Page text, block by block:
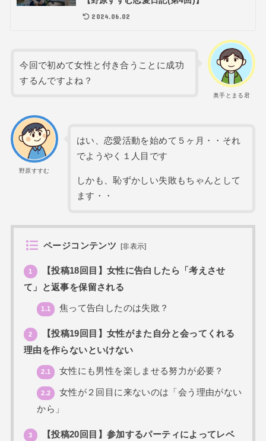
2024.06.02
奥手とまる君
今回で初めて女性と付き合うことに成功
するんですよね？
野原すすむ
はい、恋愛活動を始めて５ヶ月・・それ
でようやく１人目です
しかも、恥ずかしい失敗もちゃんとして
ます・・
ページコンテンツ [非表示]
1
【投稿18回目】女性に告白したら「考えさせ
て」と返事を保留される
1.1 焦って告白したのは失敗？
2
【投稿19回目】女性がまた自分と会ってくれる
理由を作らないといけない
2.1 女性にも男性を楽しませる努力が必要？
2.2
女性が２回目に来ないのは「会う理由がない
から」
3
【投稿20回目】参加するパーティによってレベ